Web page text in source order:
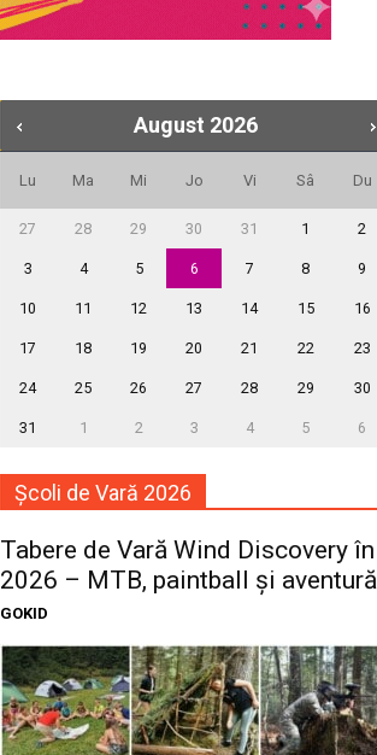
August 2026
Lu Ma Mi Jo Vi Sâ Du
27 28 29 30 31 1 2
3 4 5 6 7 8 9
10 11 12 13 14 15 16
17 18 19 20 21 22 23
24 25 26 27 28 29 30
31 1 2 3 4 5 6
Școli de Vară 2026
Tabere de Vară Wind Discovery în
2026 – MTB, paintball și aventură
GOKID